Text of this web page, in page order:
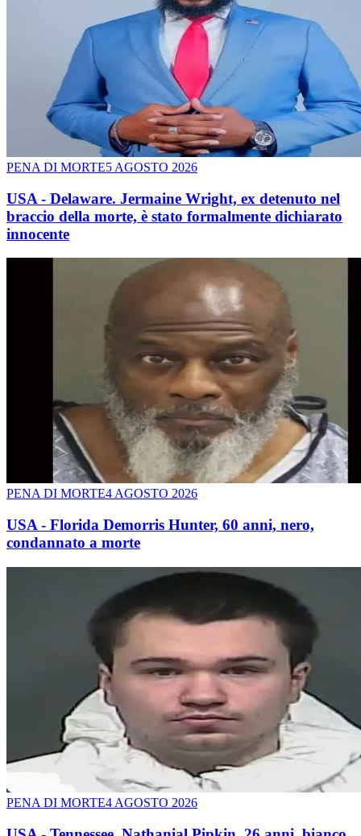
PENA DI MORTE5 AGOSTO 2026
USA - Delaware. Jermaine Wright, ex detenuto nel
braccio della morte, è stato formalmente dichiarato
innocente
PENA DI MORTE4 AGOSTO 2026
USA - Florida Demorris Hunter, 60 anni, nero,
condannato a morte
PENA DI MORTE4 AGOSTO 2026